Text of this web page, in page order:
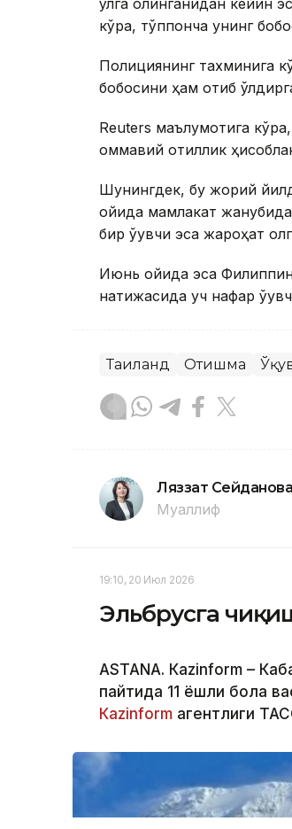
кўра, тўппонча унинг
Полициянинг тахминига
бобосини ҳам отиб
Reuters маълумотига
оммавий қотиллик
Шунингдек, бу жорий
ойида мамлакат
бир ўқувчи эса жароҳат
Июнь ойида эса
натижасида уч нафар
Таиланд Отишма
Ляззат Сейданова
Муаллиф
19:10, 20 Июл 2026
Эльбрусга
ASTANА. Кazinform –
пайтида 11 ёшли бола
Кazinform агентлиги